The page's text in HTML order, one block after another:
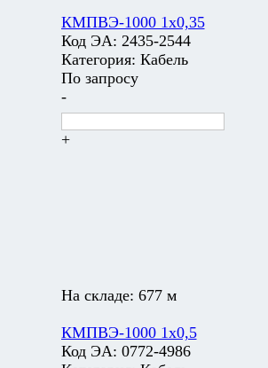
КМПВЭ-1000 1х0,35
Код ЭА: 2435-2544
Категория: Кабель
По запросу
-
+
На складе: 677 м
КМПВЭ-1000 1х0,5
Код ЭА: 0772-4986